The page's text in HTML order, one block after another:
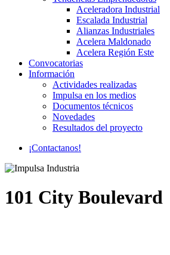
Aceleradora Industrial
Escalada Industrial
Alianzas Industriales
Acelera Maldonado
Acelera Región Este
Convocatorias
Información
Actividades realizadas
Impulsa en los medios
Documentos técnicos
Novedades
Resultados del proyecto
¡Contactanos!
101 City Boulevard